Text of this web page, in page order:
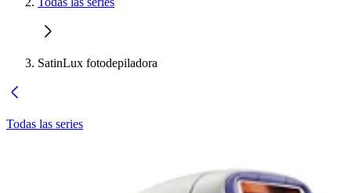
SatinLux fotodepiladora
Todas las series